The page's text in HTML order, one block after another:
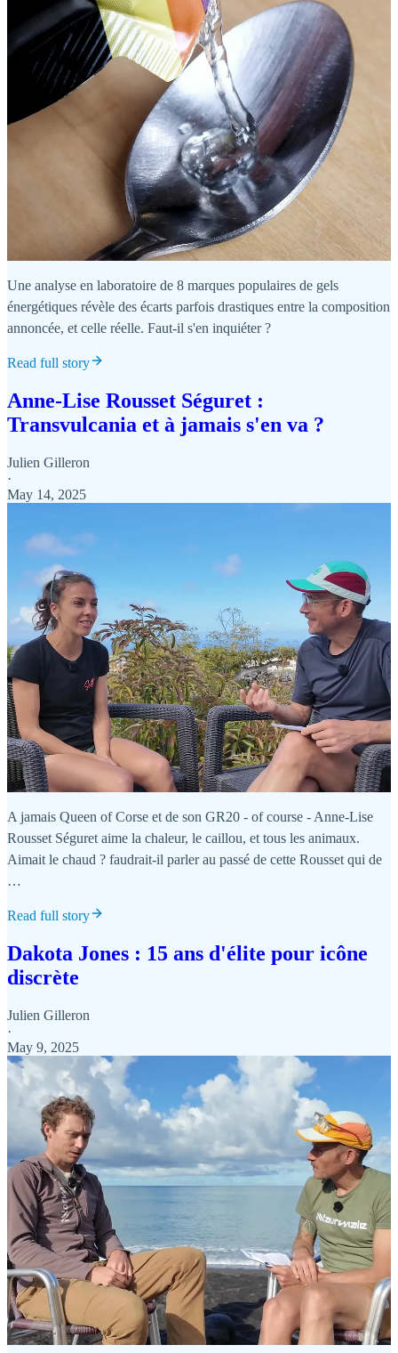
Une analyse en laboratoire de 8 marques populaires de gels
énergétiques révèle des écarts parfois drastiques entre la composition
annoncée, et celle réelle. Faut-il s'en inquiéter ?
Read full story
Anne-Lise Rousset Séguret :
Transvulcania et à jamais s'en va ?
Julien Gilleron
·
May 14, 2025
A jamais Queen of Corse et de son GR20 - of course - Anne-Lise
Rousset Séguret aime la chaleur, le caillou, et tous les animaux.
Aimait le chaud ? faudrait-il parler au passé de cette Rousset qui de
…
Read full story
Dakota Jones : 15 ans d'élite pour icône
discrète
Julien Gilleron
·
May 9, 2025